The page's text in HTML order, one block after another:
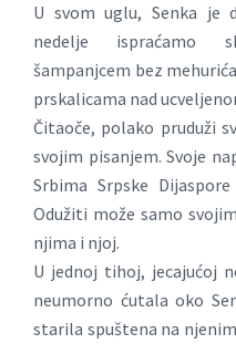
U svom uglu, Senka je
nedelje ispraćamo
šampanjcem bez
prskalicama nad
Čitaoče, polako pruduži
svojim pisanjem. Svoje
Srbima Srpske
Odužiti može samo
njima i njoj.
U jednoj tihoj, jecajućoj
neumorno ćutala oko
starila spuštena na